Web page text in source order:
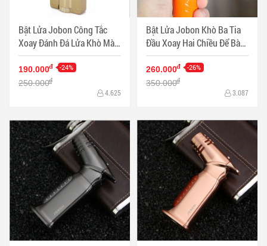
Bật Lửa Jobon Công Tắc
Xoay Đánh Đá Lửa Khò Màu
Vàng - Mã SP: BL11377-V
190.000đ -24%
250.000đ
4.625
Bật Lửa Jobon Khò Ba Tia
Đầu Xoay Hai Chiều Để Bàn
- ZB-578 - Mã SP: PKXG377
260.000đ -26%
350.000đ
3.087